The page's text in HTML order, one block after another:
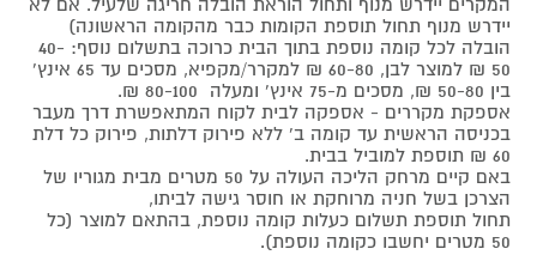
יידרש מנוף תחול תוספת הקומות כבר מהקומה הראשונה)
הובלה לכל קומה נוספת בתוך הבית כרוכה בתשלום נוסף: 40-
50 ₪ למוצר לבן, 60-80 ₪ למקרר/מקפיא, מסכים עד 65 אינץ'
בין 50-80 ₪, מסכים מ-75 אינץ' ומעלה 80-100 ₪.
אספקת מקררים - אספקה לבית לקוח המתאפשרת דרך מעבר
בכניסה הראשית עד קומה ב' ללא פירוק דלתות, פירוק כל דלת
60 ₪ תוספת למוביל בבית.
באם קיים מרחק הליכה העולה על 50 מטרים מבית מגוריו של
הצרכן בשל חניה מרוחקת או חוסר גישה לביתו,
תחול תוספת תשלום כעלות קומה נוספת, בהתאם למוצר (כל
50 מטרים יחשבו כקומה נוספת).